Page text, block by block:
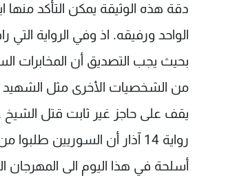
دقة هذه الوثيقة يمكن التأكد
الواحد ورفيقه. اذ وفي الرواية
بحيث يجب التصديق أن المخابرات
من الشخصيات الأخرى مثل الشهيد
يقف على حاجز غير ثابت قتل الشيخ
رواية 14 آذار أن السوريين
أسلحة في هذا اليوم الى المهرجان